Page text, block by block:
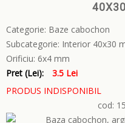
Categorie: Baze cabochon
Subcategorie: Interior 40x30
Orificiu: 6x4 mm
Pret (Lei):
3.5 Lei
PRODUS INDISPONIBIL
cod: